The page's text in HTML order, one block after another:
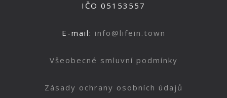
IČO 05153557
E-mail: info@lifein.town
Všeobecné smluvní podmínky
Zásady ochrany osobních údajů